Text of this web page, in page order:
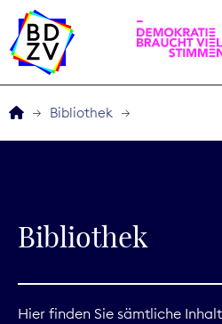
Service
Bibliothek
Bibliothek
Hier finden Sie sämtliche